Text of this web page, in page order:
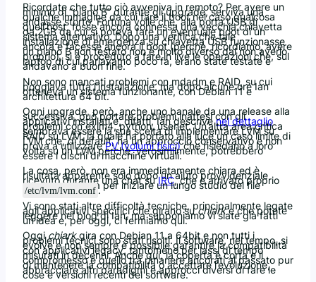
Ricordate che tutto ciò avveniva in remoto? Per avere un
minimo di “piano B” durante gli upgrade, serviva una
qualche immagine da cui fare il boot nel caso qualcosa
andasse storto. Fortuna volle che, alla porta USB di
quell’host, fosse ancora connessa una vecchia chiavetta
da 2GB da cui si poteva fare un eventuale boot di un
sistema alternativo. Dopo una verifica che tale
installazione di emergenza su chiavetta USB funzionasse
ancora e facesse ancora il boot (perchè, ricordiamo, avere
un piano B non testato non è molto diverso dal non averlo
proprio), si è proceduto a fare in live le operazioni che, sul
laptop di cui parlavamo poco fa, erano state testate e
andavano a buon fine.
Non sono mancati problemi con mdadm e RAID, su cui
poggiava tutta l’installazione, ma dopo alcune ore Ian
otteneva un sistema funzionante, con Debian 11 e
architettura 64 bit.
Ogni upgrade, però, anche uno banale da una release alla
successiva, può portare problemi inattesi con gli
applicativi installati e, difatti, Ian descrivenel dettaglio
problemi con exim4, python, usenet. Un’altra area critica
sembrava essere la sua scelta di implementare LVM su
RAID su LVM, la quale ha portato alla luce un caso limite di
LVM che, di default, ha un approccio conservativo e non
prova a utilizzarePV (volumi fisici)che risiedano a loro
volta su un LVM perchè, verosimilmente, potrebbero
essere i dischi di macchine virtuali.
La cosa, però, non era immediatamente chiara ed è
risultata apparente solo dopo un aiuto provvidenziale
ricevuto durante una chat suIRC, che è arrivato proprio
mentre Ian stava per iniziare un lungo studio del file
/etc/lvm/lvm.conf.
Vi sono stati altre difficoltà tecniche, principalmente legate
agli applicativi specifici che girano suchiarke che potete
leggere nel blog di Ian, ma supponiamo vi siate già fatti
un’idea e, per oggi, ci fermiamo qui.
Oggichiarkgira con Debian 11 a 64bit e non tutti i
problemi tecnici sono stati risolti. Il software, nel tempo, si
evolve e non sempre è possibile garantire la compatibilità
con applicativi legacy, tantomeno per lassi di tempo
misurati in decenni. Anche qui, la coperta è corta e il
compromesso è quello tra rimanere ancorati al passato pur
di mantenere la compatibilità o accettare l’evoluzione,
abbracciare altri paradigmi e approcci diversi di fare le
cose e versioni recenti del software.